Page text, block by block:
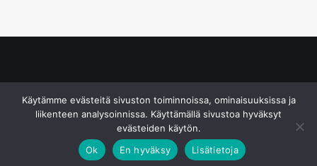
Käytämme evästeitä sivuston toiminnoissa, ominaisuuksissa ja
liikenteen analysoinnissa. Käyttämällä sivustoa hyväksyt
evästeiden käytön.
Ok
En hyväksy Lisätietoja